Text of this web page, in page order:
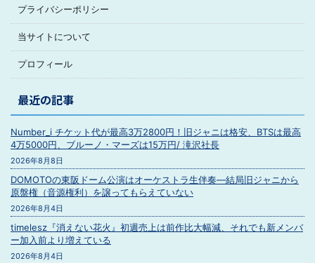
プライバシーポリシー
当サイトについて
プロフィール
最近の記事
Number_i チケット代が最高3万2800円！旧ジャニは格安、BTSは最高
4万5000円、ブルーノ・マーズは15万円/ 滝沢社長
2026年8月8日
DOMOTOの東阪ドーム公演はオーケストラ生伴奏―結局旧ジャニから
原盤権（音源権利）を譲ってもらえていない
2026年8月4日
timelesz『消えない花火』初週売上は前作比大幅減、それでも新メンバ
ー加入前より増えている
2026年8月4日